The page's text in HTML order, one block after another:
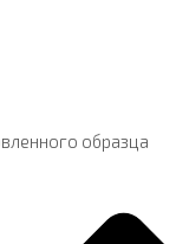
образца